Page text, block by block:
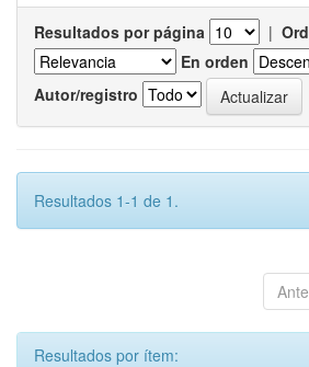
Resultados por página |
En orden
Autor/registro
Resultados 1-1 de 1.
Resultados por ítem: